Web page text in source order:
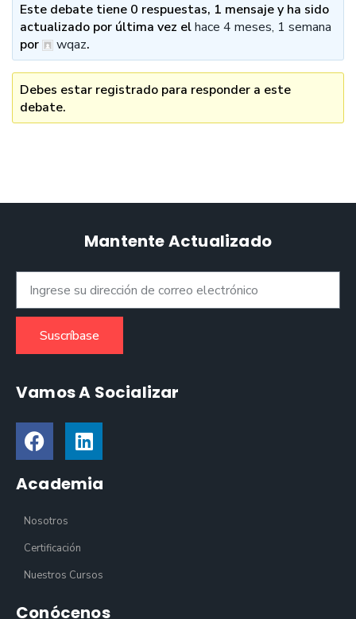
Este debate tiene 0 respuestas, 1 mensaje y ha sido
actualizado por última vez elhace 4 meses, 1 semana
por
wqaz.
Debes estar registrado para responder a este
debate.
Mantente Actualizado
Suscríbase
Vamos A Socializar
Academia
Nosotros
Certificación
Nuestros Cursos
Conócenos